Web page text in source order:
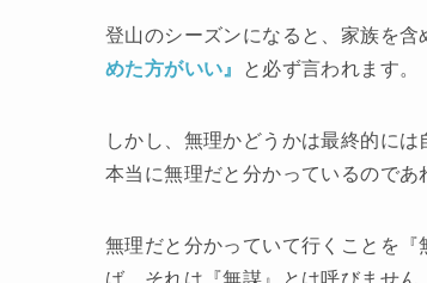
登山のシーズンになると、家族を含
めた方がいい』 と必ず言われます。
しかし、無理かどうかは最終的に
本当に無理だと分かっているのであ
無理だと分かっていて行くことを
ば、それは『無謀』とは呼びません。